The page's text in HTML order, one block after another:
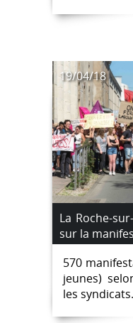
19/04/18
La Roche-
sur la
570
jeunes)
les